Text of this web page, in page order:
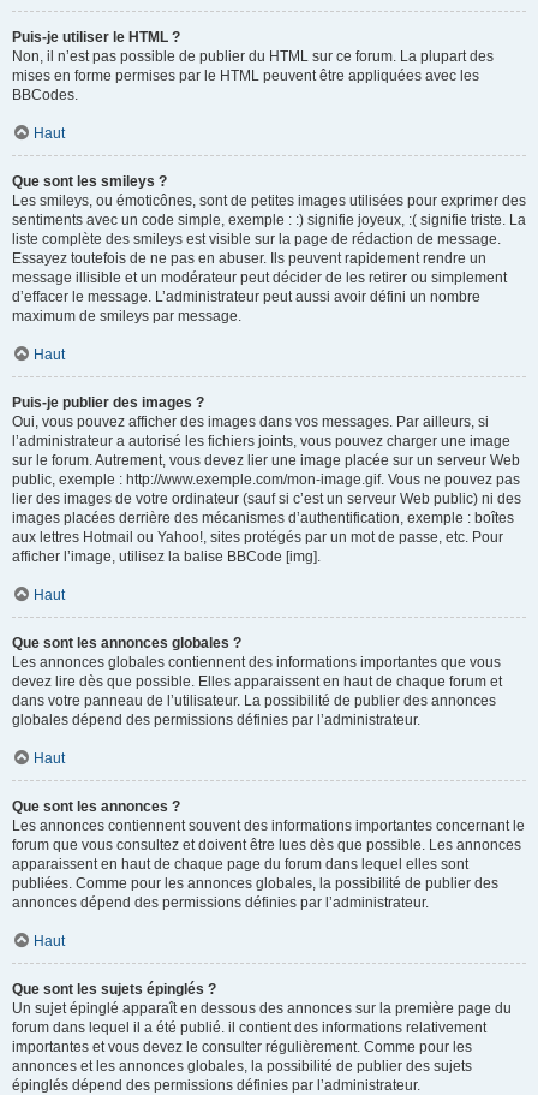
Puis-je utiliser le HTML ?
Non, il n’est pas possible de publier du HTML sur ce forum. La plupart des
mises en forme permises par le HTML peuvent être appliquées avec les
BBCodes.
Haut
Que sont les smileys ?
Les smileys, ou émoticônes, sont de petites images utilisées pour exprimer des
sentiments avec un code simple, exemple : :) signifie joyeux, :( signifie triste. La
liste complète des smileys est visible sur la page de rédaction de message.
Essayez toutefois de ne pas en abuser. Ils peuvent rapidement rendre un
message illisible et un modérateur peut décider de les retirer ou simplement
d’effacer le message. L’administrateur peut aussi avoir défini un nombre
maximum de smileys par message.
Haut
Puis-je publier des images ?
Oui, vous pouvez afficher des images dans vos messages. Par ailleurs, si
l’administrateur a autorisé les fichiers joints, vous pouvez charger une image
sur le forum. Autrement, vous devez lier une image placée sur un serveur Web
public, exemple : http://www.exemple.com/mon-image.gif. Vous ne pouvez pas
lier des images de votre ordinateur (sauf si c’est un serveur Web public) ni des
images placées derrière des mécanismes d’authentification, exemple : boîtes
aux lettres Hotmail ou Yahoo!, sites protégés par un mot de passe, etc. Pour
afficher l’image, utilisez la balise BBCode [img].
Haut
Que sont les annonces globales ?
Les annonces globales contiennent des informations importantes que vous
devez lire dès que possible. Elles apparaissent en haut de chaque forum et
dans votre panneau de l’utilisateur. La possibilité de publier des annonces
globales dépend des permissions définies par l’administrateur.
Haut
Que sont les annonces ?
Les annonces contiennent souvent des informations importantes concernant le
forum que vous consultez et doivent être lues dès que possible. Les annonces
apparaissent en haut de chaque page du forum dans lequel elles sont
publiées. Comme pour les annonces globales, la possibilité de publier des
annonces dépend des permissions définies par l’administrateur.
Haut
Que sont les sujets épinglés ?
Un sujet épinglé apparaît en dessous des annonces sur la première page du
forum dans lequel il a été publié. il contient des informations relativement
importantes et vous devez le consulter régulièrement. Comme pour les
annonces et les annonces globales, la possibilité de publier des sujets
épinglés dépend des permissions définies par l’administrateur.